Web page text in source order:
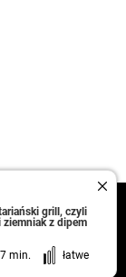
grill, czyli
ziemniak z dipem
min. łatwe